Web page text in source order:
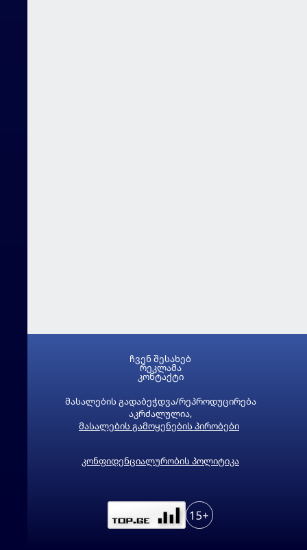
მასალების გადაბეჭდვა/რეპროდუცირება
აკრძალულია,
მასალების გამოყენების პირობები
კონფიდენციალურობის პოლიტიკა
ჩვენ შესახებ
რეკლამა
კონტაქტი